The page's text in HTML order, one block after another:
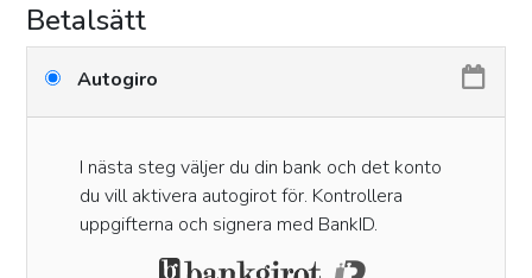
Betalsätt
Autogiro
I nästa steg väljer du din bank och det konto
du vill aktivera autogirot för. Kontrollera
uppgifterna och signera med BankID.